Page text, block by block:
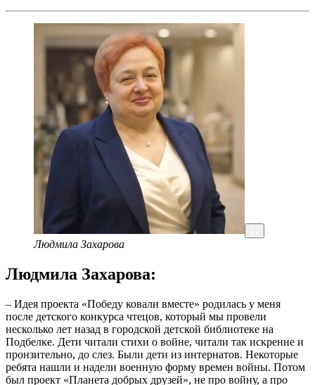
Людмила Захарова
Людмила Захарова:
– Идея проекта «Победу ковали вместе» родилась у меня
после детского конкурса чтецов, который мы провели
несколько лет назад в городской детской библиотеке на
Подбелке. Дети читали стихи о войне, читали так искренне и
пронзительно, до слез. Были дети из интернатов. Некоторые
ребята нашли и надели военную форму времен войны. Потом
был проект «Планета добрых друзей», не про войну, а про